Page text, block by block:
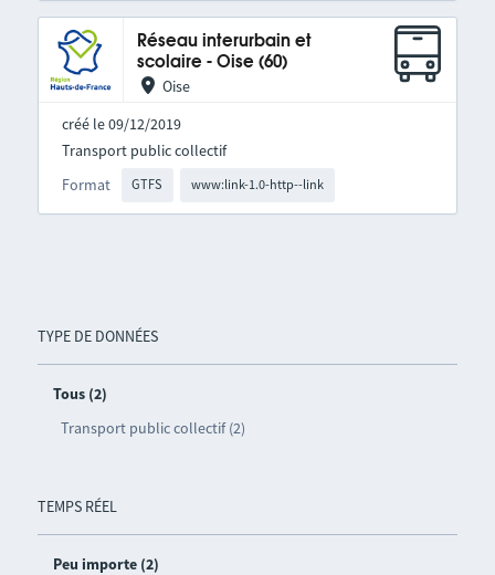
TYPE DE DONNÉES
Tous (2)
Transport public collectif (2)
TEMPS RÉEL
Peu importe (2)
Réseau interurbain et
scolaire - Oise (60)
Oise
créé le 09/12/2019
Format GTFS www:link-1.0-http--link
Transport public collectif